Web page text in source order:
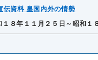
伝資料 皇国内外の情勢
１８年１１月２５日～昭和１